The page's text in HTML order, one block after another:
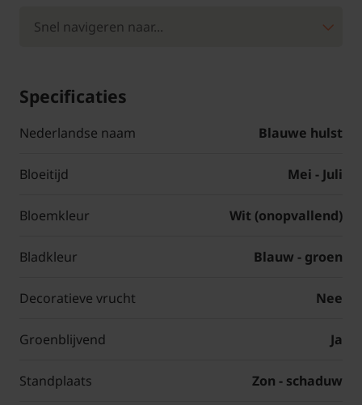
Specificaties
Nederlandse naam Blauwe hulst
Bloeitijd Mei - Juli
Bloemkleur Wit (onopvallend)
Bladkleur Blauw - groen
Decoratieve vrucht Nee
Groenblijvend Ja
Standplaats Zon - schaduw